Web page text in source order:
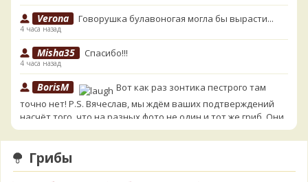
Verona Говорушка булавоногая могла бы вырасти...
4 часа назад
Misha35 Спасибо!!!
4 часа назад
BorisM
Вот как раз зонтика пестрого там
точно нет! P.S. Вячеслав, мы ждём ваших подтверждений
насчёт того, что на разных фото не один и тот же гриб. Они
и по виду разные, а не просто разные экземпляры. Но
хорошо было бы упорядочить это с вашим участием.
Разные грибы нужно разнести по разным вопросам!
5 часов назад
Грибы